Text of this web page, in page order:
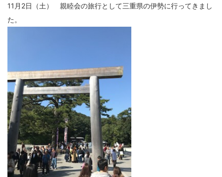
11月2日（土） 親睦会の旅行として三重県の伊勢に行ってきまし
た。